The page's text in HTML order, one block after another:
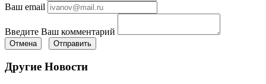
Ваш email
Введите Ваш комментарий
Отмена Отправить
Другие Новости